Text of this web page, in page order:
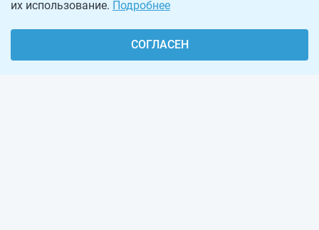
их использование. Подробнее
СОГЛАСЕН